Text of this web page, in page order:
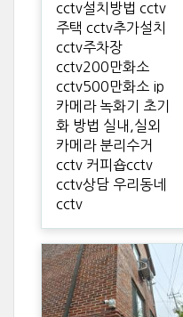
cctv설치방법 cctv
주택 cctv추가설치
cctv주차장
cctv200만화소
cctv500만화소 ip
카메라 녹화기 초기
화 방법 실내,실외
카메라 분리수거
cctv 커피숍cctv
cctv상담 우리동네
cctv